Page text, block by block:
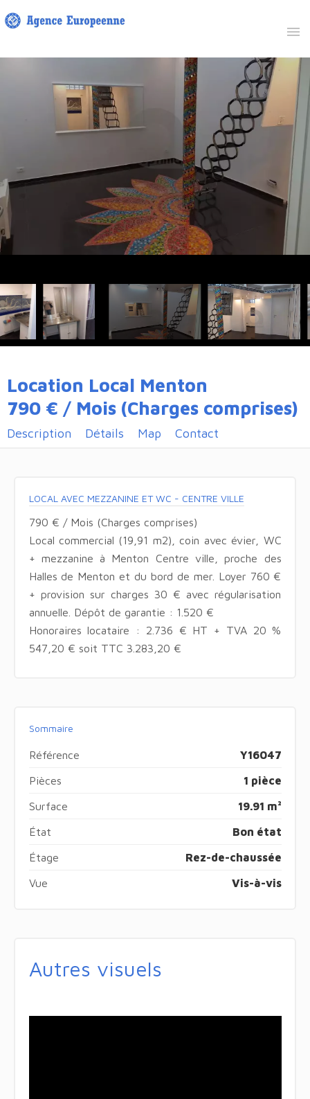
Location Local Menton
790 € / Mois (Charges comprises)
Description Détails Map Contact
LOCAL AVEC MEZZANINE ET WC - CENTRE VILLE
790 € / Mois (Charges comprises)
Local commercial (19,91 m2), coin avec évier, WC
+ mezzanine à Menton Centre ville, proche des
Halles de Menton et du bord de mer. Loyer 760 €
+ provision sur charges 30 € avec régularisation
annuelle. Dépôt de garantie : 1.520 €
Honoraires locataire : 2.736 € HT + TVA 20 %
547,20 € soit TTC 3.283,20 €
Sommaire
Référence Y16047
Pièces 1 pièce
Surface 19.91 m²
État Bon état
Étage Rez-de-chaussée
Vue Vis-à-vis
Autres visuels